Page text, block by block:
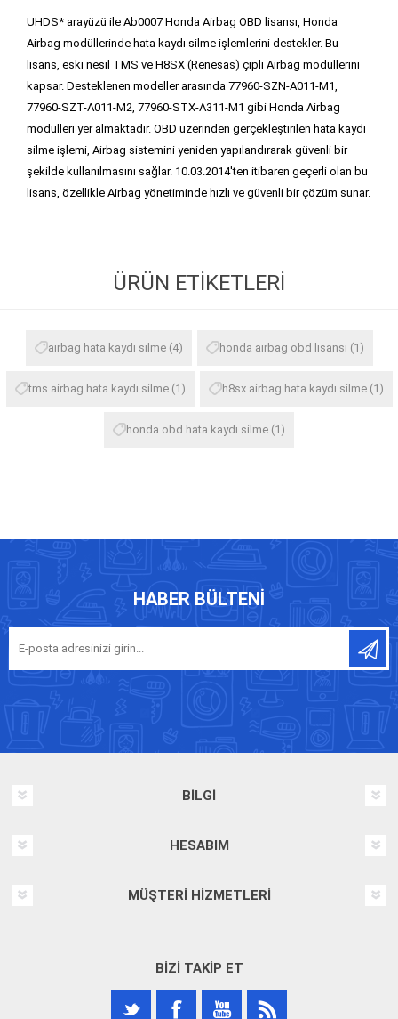
UHDS* arayüzü ile Ab0007 Honda Airbag OBD lisansı, Honda
Airbag modüllerinde hata kaydı silme işlemlerini destekler. Bu
lisans, eski nesil TMS ve H8SX (Renesas) çipli Airbag modüllerini
kapsar. Desteklenen modeller arasında 77960-SZN-A011-M1,
77960-SZT-A011-M2, 77960-STX-A311-M1 gibi Honda Airbag
modülleri yer almaktadır. OBD üzerinden gerçekleştirilen hata kaydı
silme işlemi, Airbag sistemini yeniden yapılandırarak güvenli bir
şekilde kullanılmasını sağlar. 10.03.2014'ten itibaren geçerli olan bu
lisans, özellikle Airbag yönetiminde hızlı ve güvenli bir çözüm sunar.
ÜRÜN ETIKETLERI
airbag hata kaydı silme (4) honda airbag obd lisansı (1)
tms airbag hata kaydı silme (1) h8sx airbag hata kaydı silme (1)
honda obd hata kaydı silme (1)
HABER BÜLTENI
BILGI
HESABIM
MÜŞTERI HIZMETLERI
BIZI TAKIP ET